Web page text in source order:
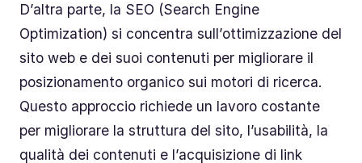
D’altra parte, la SEO (Search Engine
Optimization) si concentra sull’ottimizzazione del
sito web e dei suoi contenuti per migliorare il
posizionamento organico sui motori di ricerca.
Questo approccio richiede un lavoro costante
per migliorare la struttura del sito, l’usabilità, la
qualità dei contenuti e l’acquisizione di link